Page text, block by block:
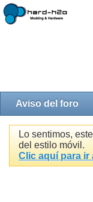
Aviso del foro
Lo sentimos,
del estilo móvil.
Clic aquí para ir